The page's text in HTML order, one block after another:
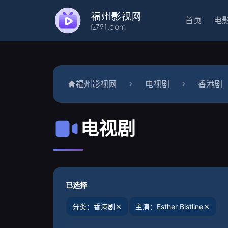
首页 电
福州影视网 电视剧 香港剧
电视剧
已选择
分类：香港剧 主演：Esther Bistline